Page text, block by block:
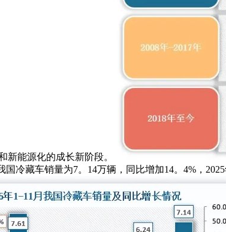
新能源化的成长新阶段。
国冷藏车销量为7。14万辆，同比增加14。4%，